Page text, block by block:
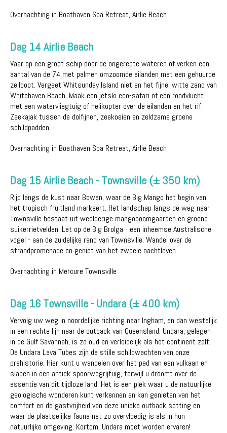
Overnachting in Boathaven Spa Retreat, Airlie Beach
Dag 14 Airlie Beach
Vaar op een groot schip door de ongerepte wateren of verken een
aantal van de 74 met palmen omzoomde eilanden met een gehuurde
zeilboot. Vergeet Whitsunday Island niet en het fijne, witte zand van
Whitehaven Beach. Maak een jetski eco-safari of een rondvlucht
met een watervliegtuig of helikopter over de eilanden en het rif.
Zeekajak tussen de dolfijnen, zeekoeien en zeldzame groene
schildpadden.
Overnachting in Boathaven Spa Retreat, Airlie Beach
Dag 15 Airlie Beach - Townsville (± 350 km)
Rijd langs de kust naar Bowen, waar de Big Mango het begin van
het tropisch fruitland markeert. Het landschap langs de weg naar
Townsville bestaat uit weelderige mangoboomgaarden en groene
suikerrietvelden. Let op de Big Brolga - een inheemse Australische
vogel - aan de zuidelijke rand van Townsville. Wandel over de
strandpromenade en geniet van het zwoele nachtleven.
Overnachting in Mercure Townsville
Dag 16 Townsville - Undara (± 400 km)
Vervolg uw weg in noordelijke richting naar Ingham, en dan westelijk
in een rechte lijn naar de outback van Queensland. Undara, gelegen
in de Gulf Savannah, is zo oud en verleidelijk als het continent zelf.
De Undara Lava Tubes zijn de stille schildwachten van onze
prehistorie. Hier kunt u wandelen over het pad van een vulkaan en
slapen in een antiek spoorwegrijtuig, terwijl u droomt over de
essentie van dit tijdloze land. Het is een plek waar u de natuurlijke
geologische wonderen kunt verkennen en kan genieten van het
comfort en de gastvrijheid van deze unieke outback setting en
waar de plaatselijke fauna net zo overvloedig is als in hun
natuurlijke omgeving. Kortom, Undara moet worden ervaren!